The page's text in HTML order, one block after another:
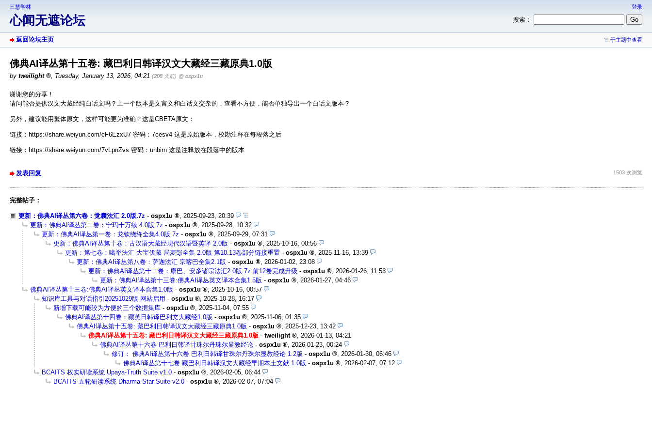
三慧学林
心闻无遮论坛
登录
搜索：
返回论坛主页 于主题中查看
佛典AI译丛第十五卷: 藏巴利日韩译汉文大藏经三藏原典1.0版
by tweilight , Tuesday, January 13, 2026, 04:21 (208 天前) @ ospx1u
谢谢您的分享！
请问能否提供汉文大藏经纯白话文吗？上一个版本是文言文和白话文交杂的，查看不方便，能否单独导出一个白话文版本？
另外，建议能用繁体原文，这样可能更为准确？这是CBETA原文：
链接：https://share.weiyun.com/cF6EzxU7 密码：7cesv4 这是原始版本，校勘注释在每段落之后
链接：https://share.weiyun.com/7vLpnZvs 密码：unbirn 这是注释放在段落中的版本
发表回复 1503 次浏览
完整帖子：
更新：佛典AI译丛第六卷：觉囊法汇 2.0版.7z - ospx1u
2025-09-23, 20:39
更新：佛典AI译丛第二卷：宁玛十万续 4.0版.7z - ospx1u
2025-09-28, 10:32
更新：佛典AI译丛第一卷：龙钦绕绛全集4.0版.7z - ospx1u
2025-09-29, 07:31
更新：佛典AI译丛第十卷：古汉语大藏经现代汉语暨英译 2.0版 - ospx1u
2025-10-16, 00:56
更新：第七卷：噶举法汇 大宝伏藏 局麦彭全集 2.0版 第10.13卷部分链接重置 - ospx1u
2025-11-16, 13:39
更新：佛典AI译丛第八卷：萨迦法汇 宗喀巴全集2.1版 - ospx1u
2026-01-02, 23:08
更新：佛典AI译丛第十二卷：康巴、安多诸宗法汇2.0版.7z 前12卷完成升级 - ospx1u
2026-01-26, 11:53
更新：佛典AI译丛第十三卷:佛典AI译丛英文译本合集1.5版 - ospx1u
2026-01-27, 04:46
佛典AI译丛第十三卷:佛典AI译丛英文译本合集1.0版 - ospx1u
2025-10-16, 00:57
知识库工具与对话指引20251029版 网站启用 - ospx1u
2025-10-28, 16:17
新增下载可能较为方便的三个数据集库 - ospx1u
2025-11-04, 07:55
佛典AI译丛第十四卷：藏英日韩译巴利文大藏经1.0版 - ospx1u
2025-11-06, 01:35
佛典AI译丛第十五卷: 藏巴利日韩译汉文大藏经三藏原典1.0版 - ospx1u
2025-12-23, 13:42
佛典AI译丛第十五卷: 藏巴利日韩译汉文大藏经三藏原典1.0版 - tweilight
2026-01-13, 04:21
佛典AI译丛第十六卷 巴利日韩译甘珠尔丹珠尔显教经论 - ospx1u
2026-01-23, 00:24
修订： 佛典AI译丛第十六卷 巴利日韩译甘珠尔丹珠尔显教经论 1.2版 - ospx1u
2026-01-30, 06:46
佛典AI译丛第十七卷 藏巴利日韩译汉文大藏经早期本土文献 1.0版 - ospx1u
2026-02-07, 07:12
BCAITS 权实研读系统 Upaya-Truth Suite v1.0 - ospx1u
2026-02-05, 06:44
BCAITS 五轮研读系统 Dharma-Star Suite v2.0 - ospx1u 2026-02-07, 07:04